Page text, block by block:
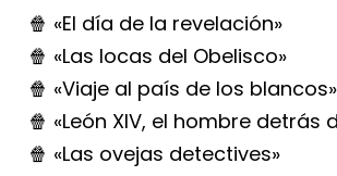
🍿 «El día de la revelación»
🍿 «Las locas del Obelisco»
🍿 «Viaje al país de los blancos»
🍿 «León XIV, el hombre detrás
🍿 «Las ovejas detectives»